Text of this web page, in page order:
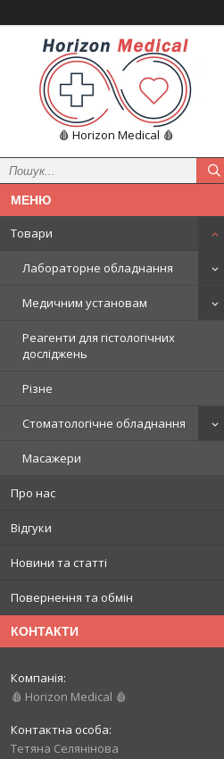
🩸 Horizon Medical 🩸
Товари
Лабораторне обладнання
Медичним установам
Реагенти для гістологічних
досліджень
Різне
Стоматологічне обладнання
Масажери
Про нас
Відгуки
Новини та статті
Повернення та обмін
КОНТАКТИ
🩸 Horizon Medical 🩸
Тетяна Селянінова